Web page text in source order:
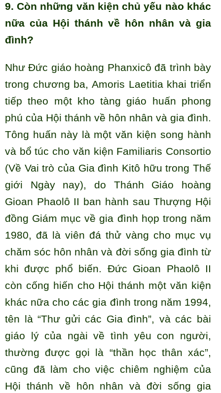
9. Còn những văn kiện chủ yếu nào khác
nữa của Hội thánh về hôn nhân và gia
đình?
Như Đức giáo hoàng Phanxicô đã trình bày
trong chương ba, Amoris Laetitia khai triển
tiếp theo một kho tàng giáo huấn phong
phú của Hội thánh về hôn nhân và gia đình.
Tông huấn này là một văn kiện song hành
và bổ túc cho văn kiện Familiaris Consortio
(Về Vai trò của Gia đình Kitô hữu trong Thế
giới Ngày nay), do Thánh Giáo hoàng
Gioan Phaolô II ban hành sau Thượng Hội
đồng Giám mục về gia đình họp trong năm
1980, đã là viên đá thử vàng cho mục vụ
chăm sóc hôn nhân và đời sống gia đình từ
khi được phổ biến. Đức Gioan Phaolô II
còn cống hiến cho Hội thánh một văn kiện
khác nữa cho các gia đình trong năm 1994,
tên là “Thư gửi các Gia đình”, và các bài
giáo lý của ngài về tình yêu con người,
thường được gọi là “thần học thân xác”,
cũng đã làm cho việc chiêm nghiệm của
Hội thánh về hôn nhân và đời sống gia